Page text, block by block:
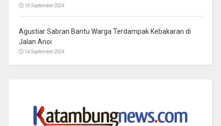
18 September 2024
Agustiar Sabran Bantu Warga Terdampak Kebakaran di
Jalan Anoi
14 September 2024